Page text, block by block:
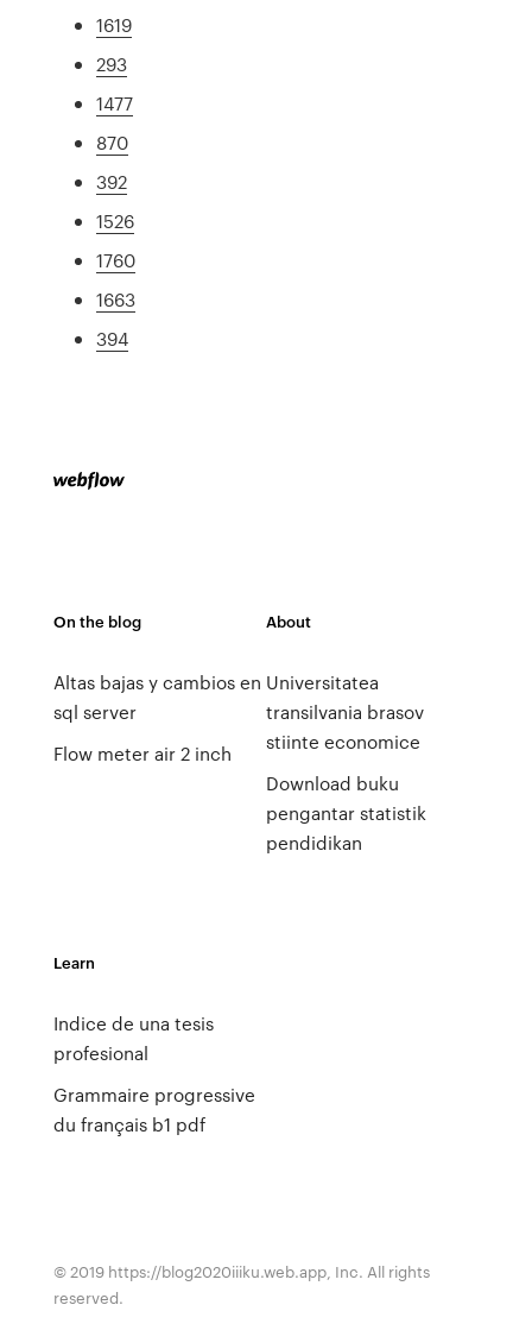
1619
293
1477
870
392
1526
1760
1663
394
On the blog
Altas bajas y cambios en
sql server
Flow meter air 2 inch
About
Universitatea
transilvania brasov
stiinte economice
Download buku
pengantar statistik
pendidikan
Learn
Indice de una tesis
profesional
Grammaire progressive
du français b1 pdf
© 2019 https://blog2020iiiku.web.app, Inc. All rights
reserved.